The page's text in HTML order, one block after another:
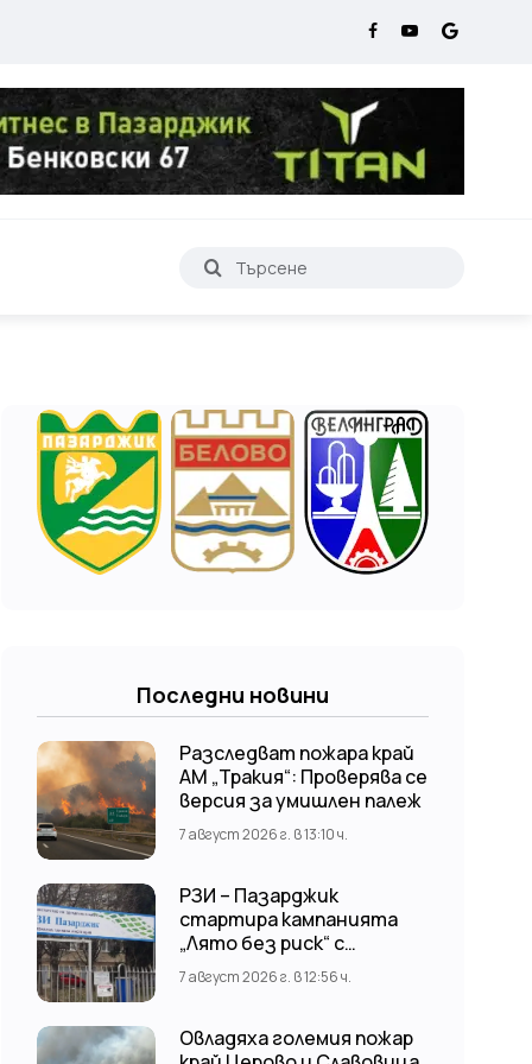
Последни новини
Разследват пожара край
АМ „Тракия“: Проверява се
версия за умишлен палеж
7 август 2026 г. в 13:10 ч.
РЗИ – Пазарджик
стартира кампанията
„Лято без риск“ с
безплатни и анонимни
изследвания за ХИВ
7 август 2026 г. в 12:56 ч.
Овладяха големия пожар